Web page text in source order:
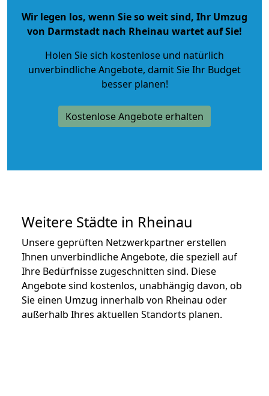
Wir legen los, wenn Sie so weit sind, Ihr Umzug
von Darmstadt nach Rheinau wartet auf Sie!
Holen Sie sich kostenlose und natürlich
unverbindliche Angebote, damit Sie Ihr Budget
besser planen!
Kostenlose Angebote erhalten
Weitere Städte in Rheinau
Unsere geprüften Netzwerkpartner erstellen
Ihnen unverbindliche Angebote, die speziell auf
Ihre Bedürfnisse zugeschnitten sind. Diese
Angebote sind kostenlos, unabhängig davon, ob
Sie einen Umzug innerhalb von Rheinau oder
außerhalb Ihres aktuellen Standorts planen.